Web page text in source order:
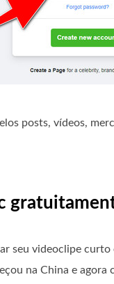
posts, vídeos,
seu videoclipe curto
na China e